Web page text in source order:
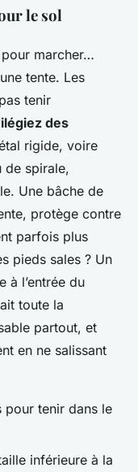
le sol
pour marcher…
tente. Les
tenir
des
rigide, voire
de spirale,
Une bâche de
protège contre
parfois plus
pieds sales ? Un
à l’entrée du
toute la
partout, et
en ne salissant
pour tenir dans le
inférieure à la